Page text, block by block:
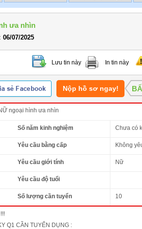
ưa nhìn
06/07/2025
Lưu tin này In tin này
Nộp hồ sơ ngay!
ngoại hình ưa nhìn
Số năm kinh nghiệm Chưa có
Yêu cầu bằng cấp Không
Yêu cầu giới tính Nữ
Yêu cầu độ tuổi
Số lượng cần tuyển 10
Q1 CẦN TUYỂN DỤNG :